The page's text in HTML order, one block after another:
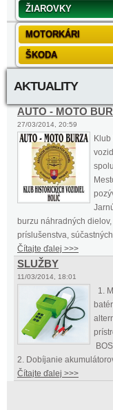
ŽIAROVKY
MOTORKÁRI
ŠKODA
AKTUALITY
AUTO - MOTO
27/03/2014, 20:59
burzu náhradných dielov,
príslušenstva,
Čítajte ďalej >>>
SLUŽBY
11/03/2014, 18:01
1.
2. Dobíjanie
Čítajte ďalej >>>